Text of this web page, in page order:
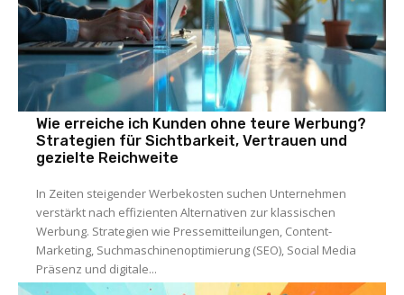
Wie erreiche ich Kunden ohne teure Werbung?
Strategien für Sichtbarkeit, Vertrauen und
gezielte Reichweite
In Zeiten steigender Werbekosten suchen Unternehmen
verstärkt nach effizienten Alternativen zur klassischen
Werbung. Strategien wie Pressemitteilungen, Content-
Marketing, Suchmaschinenoptimierung (SEO), Social Media
Präsenz und digitale...